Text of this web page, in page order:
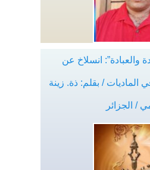
والعبادة”: انسلاخ عن
الماديات / بقلم: ذة. زينة
/ الجزائر